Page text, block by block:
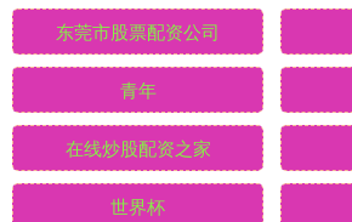
东莞市股票配资公司
青年
在线炒股配资之家
世界杯